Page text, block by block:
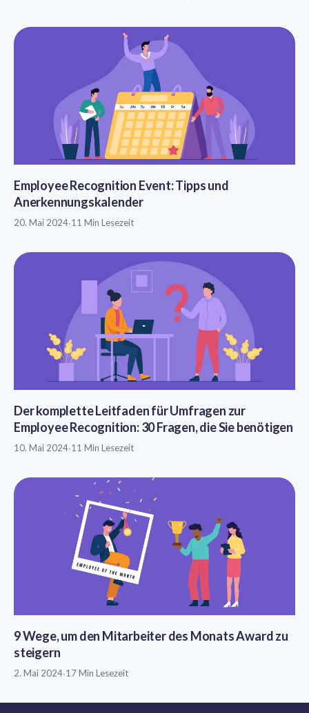
Employee Recognition Event: Tipps und
Anerkennungskalender
20. Mai 2024·11 Min Lesezeit
Der komplette Leitfaden für Umfragen zur
Employee Recognition: 30 Fragen, die Sie benötigen
10. Mai 2024·11 Min Lesezeit
9 Wege, um den Mitarbeiter des Monats Award zu
steigern
2. Mai 2024·17 Min Lesezeit